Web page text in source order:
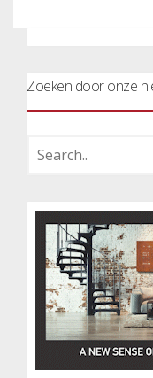
Zoeken door onze